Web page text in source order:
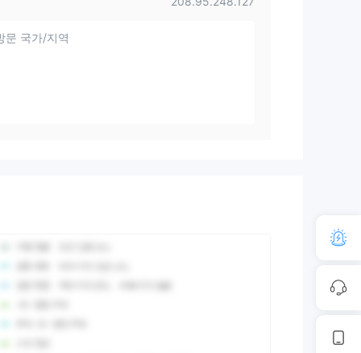
문 국가/지역